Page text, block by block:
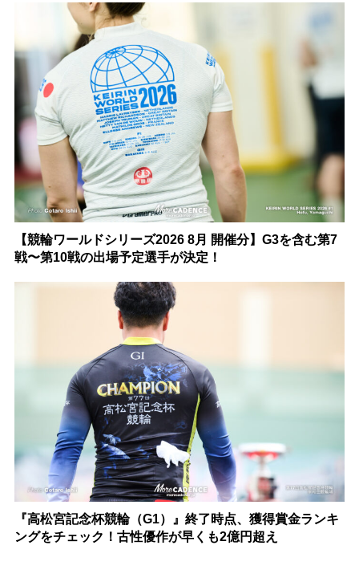
【競輪ワールドシリーズ2026 8月 開催分】G3を含む第7
戦〜第10戦の出場予定選手が決定！
『高松宮記念杯競輪（G1）』終了時点、獲得賞金ランキ
ングをチェック！古性優作が早くも2億円超え